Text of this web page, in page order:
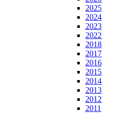
2025
2024
2023
2022
2018
2017
2016
2015
2014
2013
2012
2011